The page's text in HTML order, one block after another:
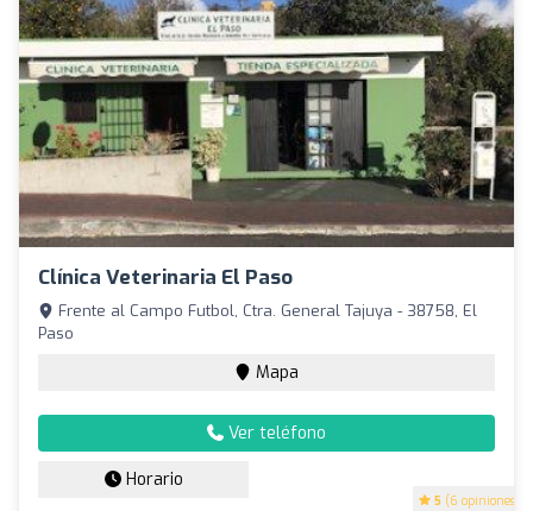
Clínica Veterinaria El Paso
5 (6 opiniones)
Frente al Campo Futbol, Ctra. General Tajuya - 38758, El
Paso
Mapa
Ver teléfono
Horario